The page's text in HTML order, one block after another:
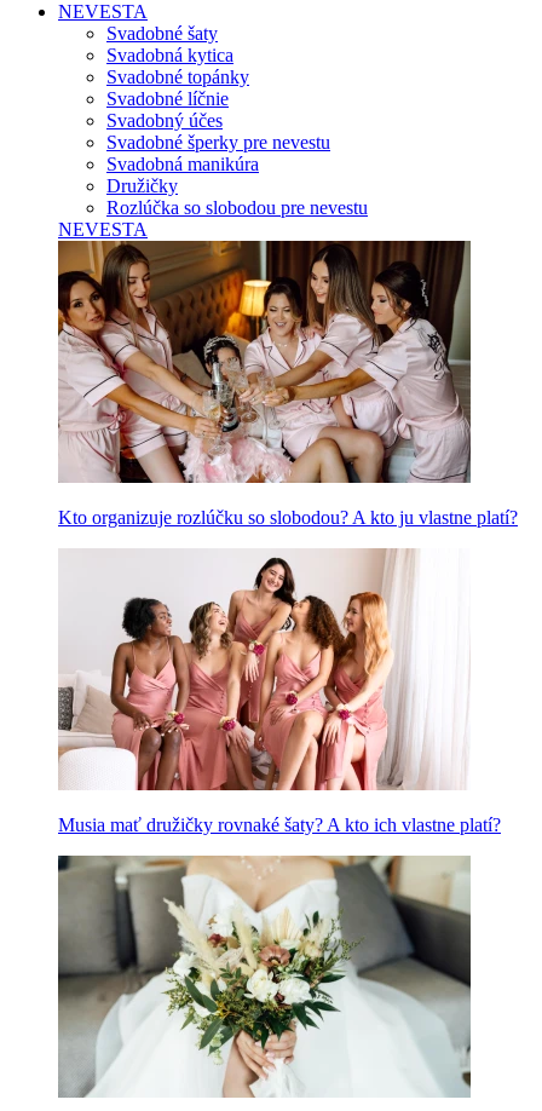
NEVESTA
Svadobné šaty
Svadobná kytica
Svadobné topánky
Svadobné líčnie
Svadobný účes
Svadobné šperky pre nevestu
Svadobná manikúra
Družičky
Rozlúčka so slobodou pre nevestu
NEVESTA
Kto organizuje rozlúčku so slobodou? A kto ju vlastne platí?
Musia mať družičky rovnaké šaty? A kto ich vlastne platí?